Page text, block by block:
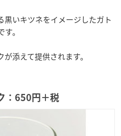
黒いキツネをイメージしたガト
。
添えて提供されます。
：650円＋税